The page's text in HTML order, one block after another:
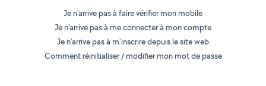
Je n'arrive pas à faire vérifier mon mobile
Je n'arrive pas à me connecter à mon compte
Je n'arrive pas à m'inscrire depuis le site web
Comment réinitialiser / modifier mon mot de passe